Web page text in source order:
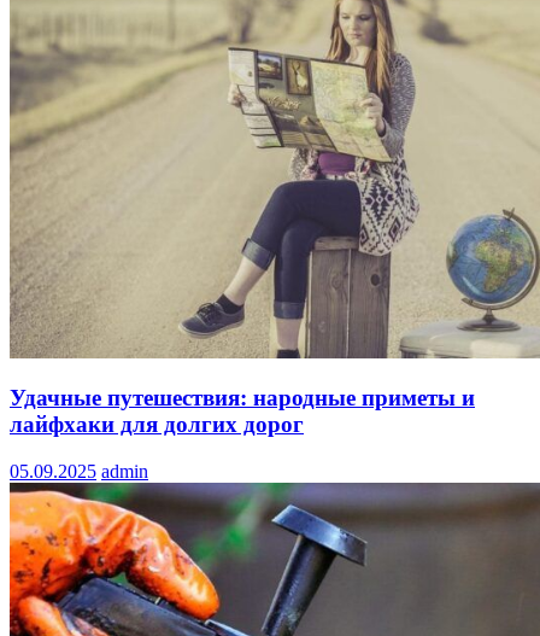
Удачные путешествия: народные приметы и
лайфхаки для долгих дорог
05.09.2025 admin